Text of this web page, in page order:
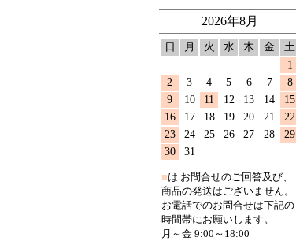
2026年8月
日 月 火 水 木 金
土
1
2
3 4 5 6 7
8
9
10 11 12 13 14
15
16
17 18 19 20 21
22
23
24 25 26 27 28
29
30
31
■は お問合せのご回答及び、
商品の発送はございません。
お電話でのお問合せは下記の
時間帯にお願いします。
月～金 9:00～18:00